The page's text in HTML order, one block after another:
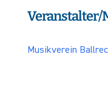
Veranstalter/
Musikverein